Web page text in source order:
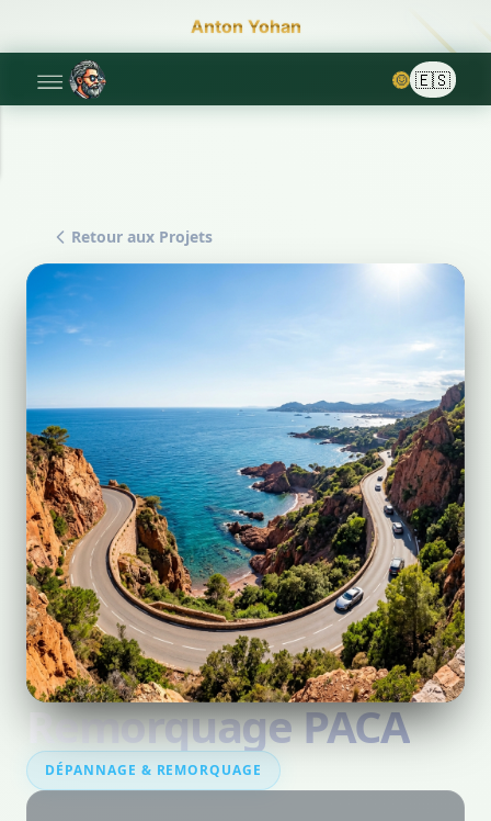
Anton Yohan
🌞
Retour aux Projets
Remorquage PACA
DÉPANNAGE & REMORQUAGE